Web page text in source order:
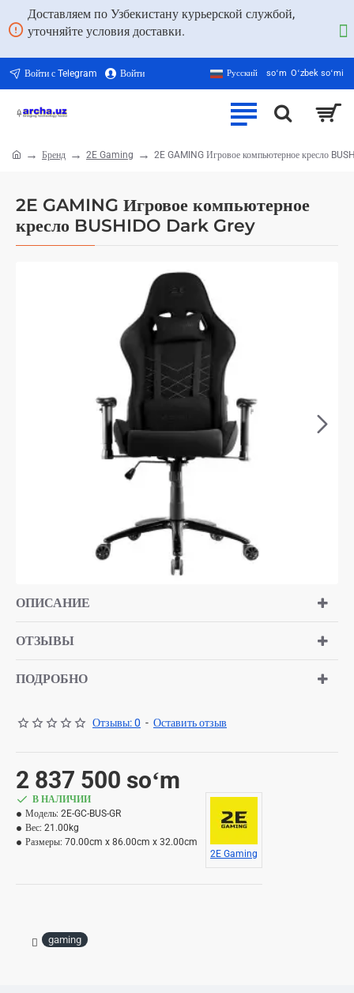
Доставляем по Узбекистану курьерской службой,
уточняйте условия доставки.
Войти с Telegram Войти Русский soʻm Oʻzbek soʻmi
2E GAMING Игровое компьютерное
кресло BUSHIDO Dark Grey
Бренд 2E Gaming 2E GAMING Игровое компьютерное кресло
ОПИСАНИЕ
ОТЗЫВЫ
ПОДРОБНО
Отзывы: 0 - Оставить отзыв
2 837 500 soʻm
В НАЛИЧИИ
Модель: 2E-GC-BUS-GR
Вес: 21.00kg
Размеры: 70.00cm x 86.00cm x 32.00cm
2E Gaming
gaming